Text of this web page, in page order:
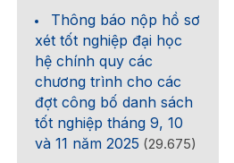
Thông báo nộp hồ sơ
xét tốt nghiệp đại học
hệ chính quy các
chương trình cho các
đợt công bố danh sách
tốt nghiệp tháng 9, 10
và 11 năm 2025 (29.675)